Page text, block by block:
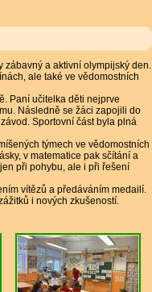
zábavný a aktivní olympijský den.
ale také ve vědomostních
Paní učitelka děti nejprve
Následně se žáci zapojili do
Sportovní část byla plná
týmech ve vědomostních
v matematice pak sčítání a
při pohybu, ale i při řešení
vítězů a předáváním medailí.
i nových zkušeností.